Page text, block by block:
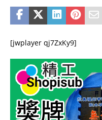
[jwplayer qj7ZxKy9]